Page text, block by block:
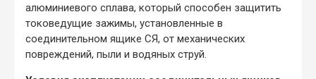
алюминиевого сплава, который способен защитить
токоведущие зажимы, установленные в
соединительном ящике СЯ, от механических
повреждений, пыли и водяных струй.